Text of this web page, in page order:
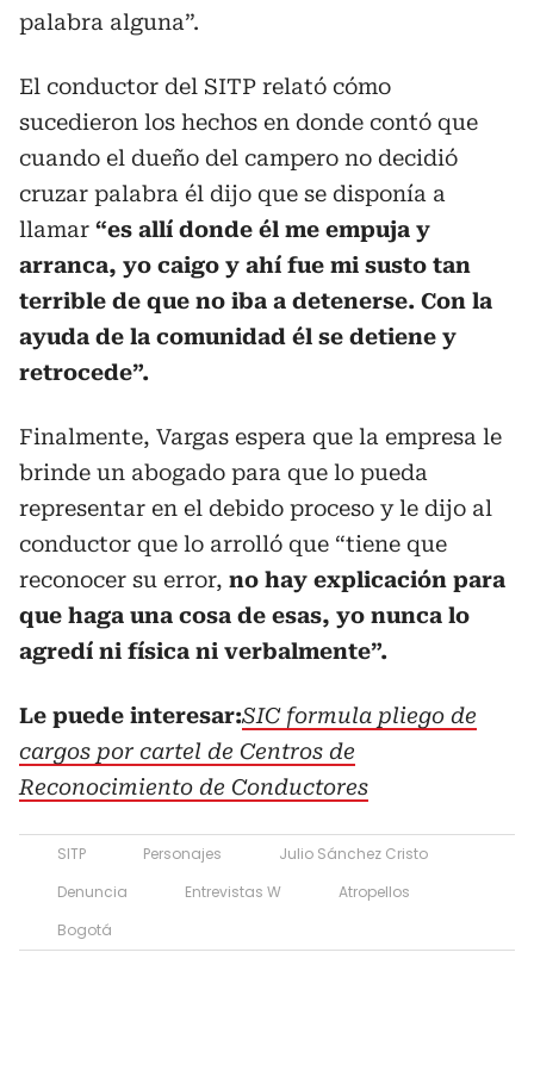
palabra alguna”.
El conductor del SITP relató cómo
sucedieron los hechos en donde contó que
cuando el dueño del campero no decidió
cruzar palabra él dijo que se disponía a
llamar “es allí donde él me empuja y
arranca, yo caigo y ahí fue mi susto tan
terrible de que no iba a detenerse. Con la
ayuda de la comunidad él se detiene y
retrocede”.
Finalmente, Vargas espera que la empresa le
brinde un abogado para que lo pueda
representar en el debido proceso y le dijo al
conductor que lo arrolló que “tiene que
reconocer su error, no hay explicación para
que haga una cosa de esas, yo nunca lo
agredí ni física ni verbalmente”.
Le puede interesar:SIC formula pliego de
cargos por cartel de Centros de
Reconocimiento de Conductores
SITP Personajes
Julio Sánchez Cristo
Denuncia
Entrevistas W
Atropellos
Bogotá